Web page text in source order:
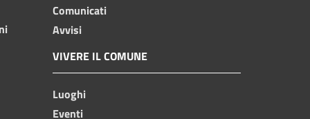
Comunicati
Avvisi
VIVERE IL COMUNE
Luoghi
Eventi